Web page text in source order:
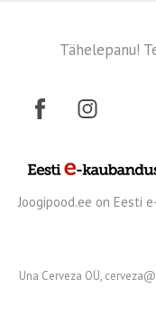
Tähelepanu!
Joogipood.ee on Eesti
Una Cerveza OÜ,